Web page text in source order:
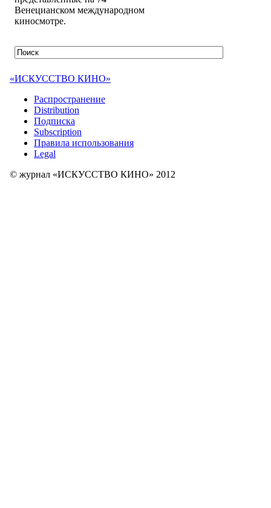
Венецианском международном
киносмотре.
«ИСКУССТВО КИНО»
Распространение
Distribution
Подписка
Subscription
Правила использования
Legal
© журнал «ИСКУССТВО КИНО» 2012